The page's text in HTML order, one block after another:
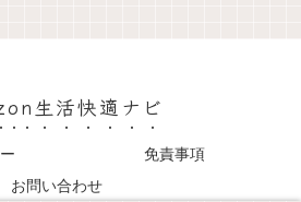
生活快適ナビ
免責事項
お問い合わせ